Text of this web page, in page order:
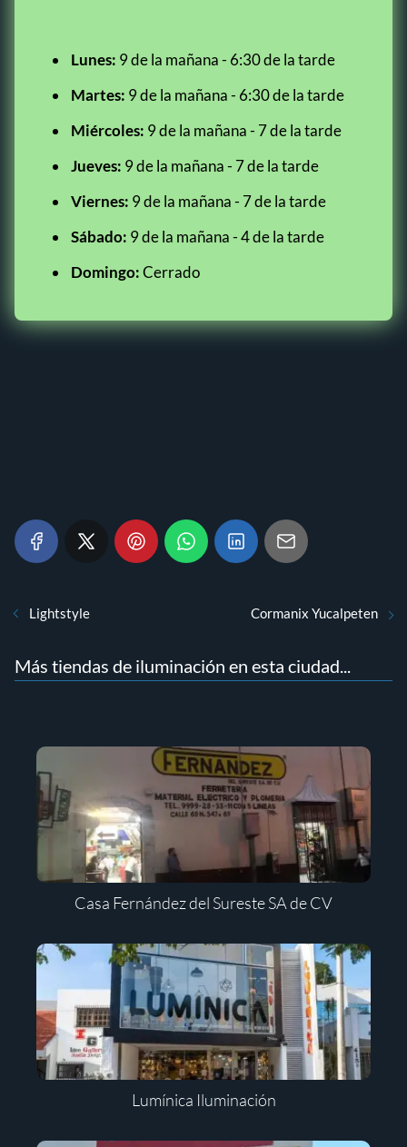
Lunes: 9 de la mañana - 6:30 de la tarde
Martes: 9 de la mañana - 6:30 de la tarde
Miércoles: 9 de la mañana - 7 de la tarde
Jueves: 9 de la mañana - 7 de la tarde
Viernes: 9 de la mañana - 7 de la tarde
Sábado: 9 de la mañana - 4 de la tarde
Domingo:Cerrado
Lightstyle Cormanix Yucalpeten
Más tiendas de iluminación en esta ciudad...
Casa Fernández del Sureste SA de CV
Lumínica Iluminación